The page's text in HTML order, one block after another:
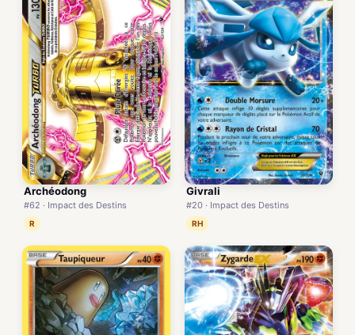
Archéodong
#62 · Impact des Destins
R
Givrali
#20 · Impact des Destins
RH